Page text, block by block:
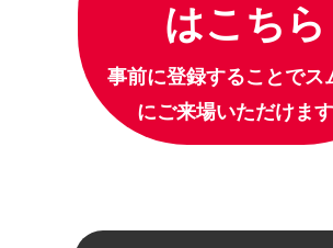
はこちら
事前に登録することでス
にご来場いただけます